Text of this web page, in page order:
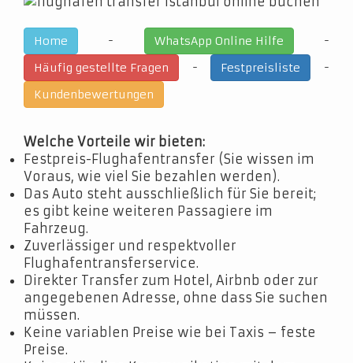
Home - WhatsApp Online Hilfe
-
Häufig gestellte Fragen
- Festpreisliste
-
Kundenbewertungen
Welche Vorteile wir bieten:
Festpreis-Flughafentransfer (Sie wissen im
Voraus, wie viel Sie bezahlen werden).
Das Auto steht ausschließlich für Sie bereit;
es gibt keine weiteren Passagiere im
Fahrzeug.
Zuverlässiger und respektvoller
Flughafentransferservice.
Direkter Transfer zum Hotel, Airbnb oder zur
angegebenen Adresse, ohne dass Sie suchen
müssen.
Keine variablen Preise wie bei Taxis – feste
Preise.